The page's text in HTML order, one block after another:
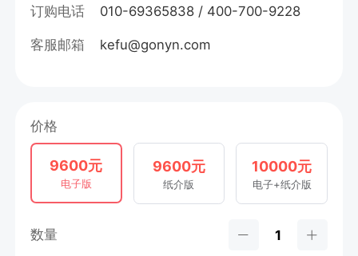
订购电话 010-69365838 / 400-700-9228
客服邮箱 kefu@gonyn.com
价格
9600元
电子版
9600元
纸介版
10000元
电子+纸介版
数量